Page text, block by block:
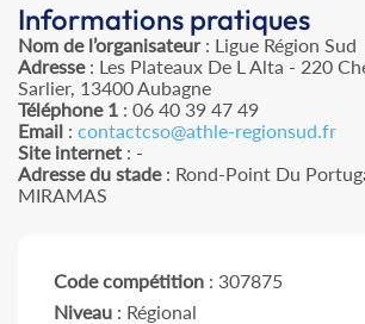
Informations pratiques
Nom de l’organisateur: Ligue Région Sud
Adresse: Les Plateaux De L Alta - 220
Sarlier, 13400 Aubagne
Téléphone 1 : 06 40 39 47 49
Email : contactcso@athle-regionsud.fr
Site internet : -
Adresse du stade: Rond-Point Du
MIRAMAS
Code compétition : 307875
Niveau : Régional